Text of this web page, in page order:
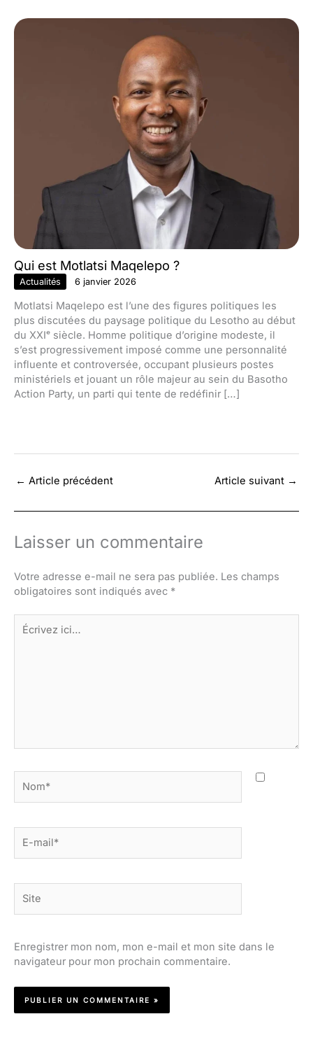
Qui est Motlatsi Maqelepo ?
Actualités 6 janvier 2026
Motlatsi Maqelepo est l’une des figures politiques les
plus discutées du paysage politique du Lesotho au début
du XXIᵉ siècle. Homme politique d’origine modeste, il
s’est progressivement imposé comme une personnalité
influente et controversée, occupant plusieurs postes
ministériels et jouant un rôle majeur au sein du Basotho
Action Party, un parti qui tente de redéfinir […]
← Article précédent Article suivant →
Laisser un commentaire
Votre adresse e-mail ne sera pas publiée. Les champs
obligatoires sont indiqués avec *
Écrivez
ici…
mail*
Enregistrer mon nom, mon e-mail et mon site dans le
navigateur pour mon prochain commentaire.